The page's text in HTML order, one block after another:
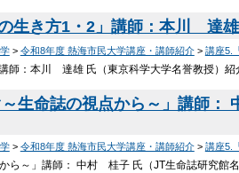
生き方1・2」講師：本川 達
> 令和8年度 熱海市民大学講座・講師紹介> 講座5.
師：本川 達雄 氏（東京科学大学名誉教授）
生命誌の視点から～」講師
> 令和8年度 熱海市民大学講座・講師紹介> 講座5.
ら～」講師： 中村 桂子 氏（JT生命誌研究館